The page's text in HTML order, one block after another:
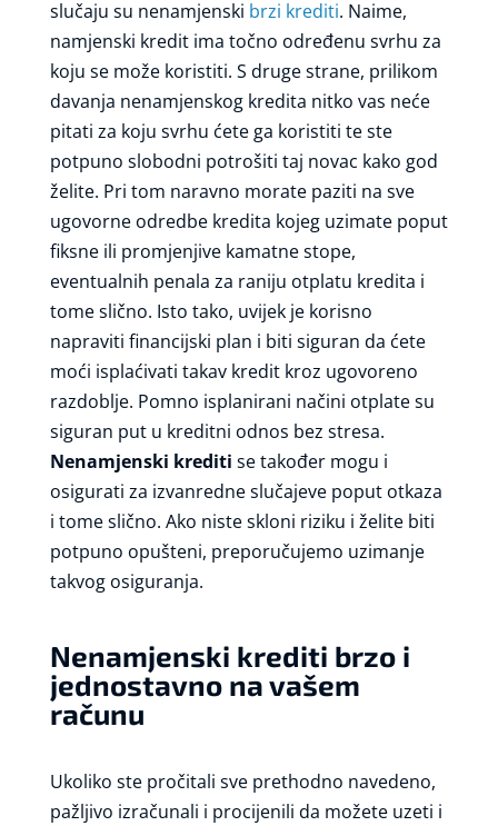
slučaju su nenamjenski brzi krediti. Naime,
namjenski kredit ima točno određenu svrhu za
koju se može koristiti. S druge strane, prilikom
davanja nenamjenskog kredita nitko vas neće
pitati za koju svrhu ćete ga koristiti te ste
potpuno slobodni potrošiti taj novac kako god
želite. Pri tom naravno morate paziti na sve
ugovorne odredbe kredita kojeg uzimate poput
fiksne ili promjenjive kamatne stope,
eventualnih penala za raniju otplatu kredita i
tome slično. Isto tako, uvijek je korisno
napraviti financijski plan i biti siguran da ćete
moći isplaćivati takav kredit kroz ugovoreno
razdoblje. Pomno isplanirani načini otplate su
siguran put u kreditni odnos bez stresa.
Nenamjenski krediti se također mogu i
osigurati za izvanredne slučajeve poput otkaza
i tome slično. Ako niste skloni riziku i želite biti
potpuno opušteni, preporučujemo uzimanje
takvog osiguranja.
Nenamjenski krediti brzo i
jednostavno na vašem
računu
Ukoliko ste pročitali sve prethodno navedeno,
pažljivo izračunali i procijenili da možete uzeti i